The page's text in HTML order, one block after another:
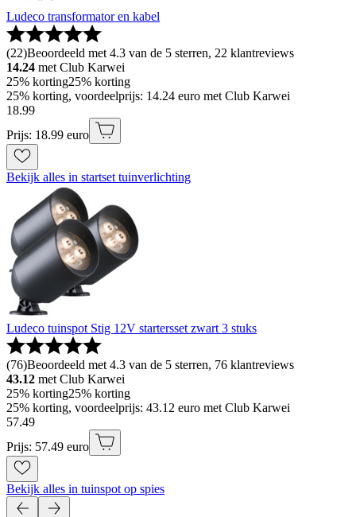
Ludeco transformator en kabel
(22)Beoordeeld met 4.3 van de 5 sterren, 22 klantreviews
14.24 met Club Karwei
25% korting25% korting
25% korting, voordeelprijs: 14.24 euro met Club Karwei
18.99
Prijs: 18.99 euro
Bekijk alles in startset tuinverlichting
Ludeco tuinspot Stig 12V startersset zwart 3 stuks
(76)Beoordeeld met 4.3 van de 5 sterren, 76 klantreviews
43.12 met Club Karwei
25% korting25% korting
25% korting, voordeelprijs: 43.12 euro met Club Karwei
57.49
Prijs: 57.49 euro
Bekijk alles in tuinspot op spies